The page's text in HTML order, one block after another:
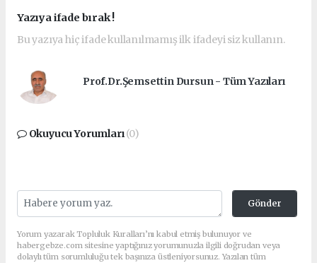
Yazıya ifade bırak !
Bu yazıya hiç ifade kullanılmamış ilk ifadeyi siz kullanın.
Prof.Dr.Şemsettin Dursun - Tüm Yazıları
Okuyucu Yorumları(0)
Gönder
Yorum yazarak Topluluk Kuralları’nı kabul etmiş bulunuyor ve
habergebze.com sitesine yaptığınız yorumunuzla ilgili doğrudan veya
dolaylı tüm sorumluluğu tek başınıza üstleniyorsunuz. Yazılan tüm